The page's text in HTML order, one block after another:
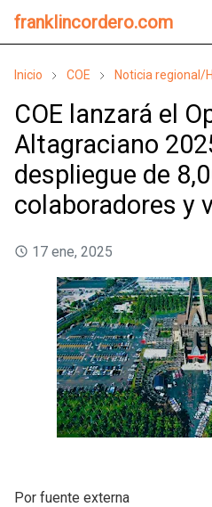
franklincordero.com
Inicio COE Noticia regional/
COE lanzará el
Altagraciano
despliegue de
colaboradores y
17 ene, 2025
Por fuente externa